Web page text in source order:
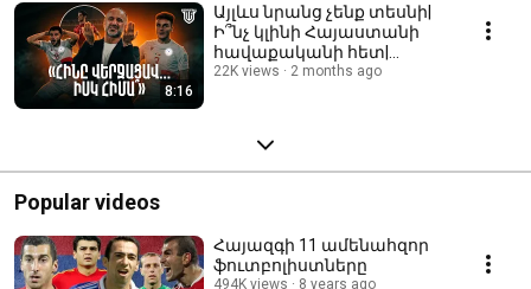
8:16
Այլևս նրանց չենք տեսնի|
Ի՞նչ կլինի Հայաստանի
հավաքականի հետ|
Փոխվում է ամեն ինչ
22K views 2 months ago
Popular videos
Հայազգի 11 ամենահզոր
ֆուտբոլիստները
494K views 8 years ago